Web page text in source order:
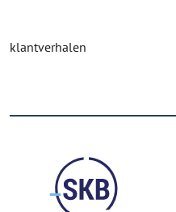
klantverhalen